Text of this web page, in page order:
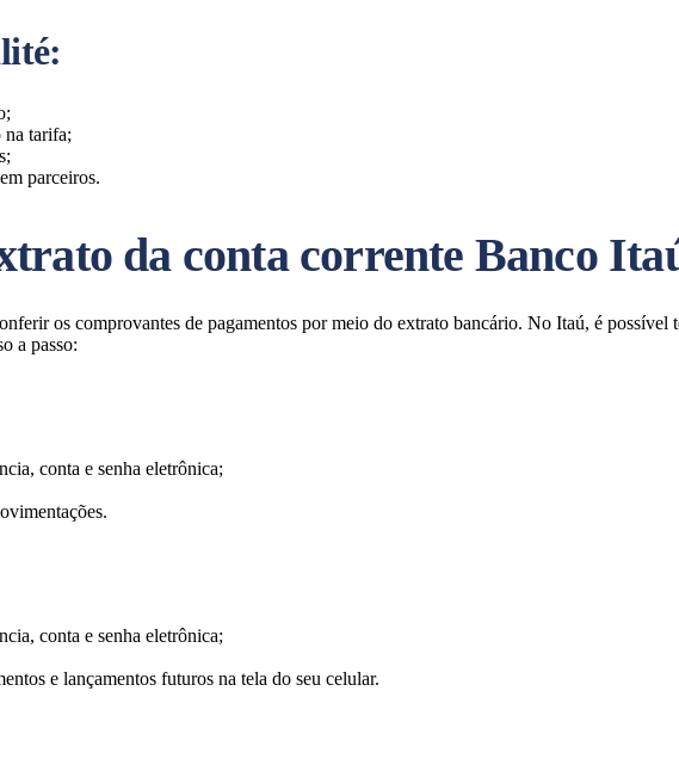
:
na tarifa;
parceiros.
da conta corrente Banco
os comprovantes de pagamentos por meio do extrato bancário. No Itaú, é possível
a passo:
conta e senha eletrônica;
conta e senha eletrônica;
e lançamentos futuros na tela do seu celular.